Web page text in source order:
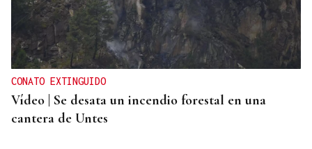
CONATO EXTINGUIDO
Vídeo | Se desata un incendio forestal en una
cantera de Untes